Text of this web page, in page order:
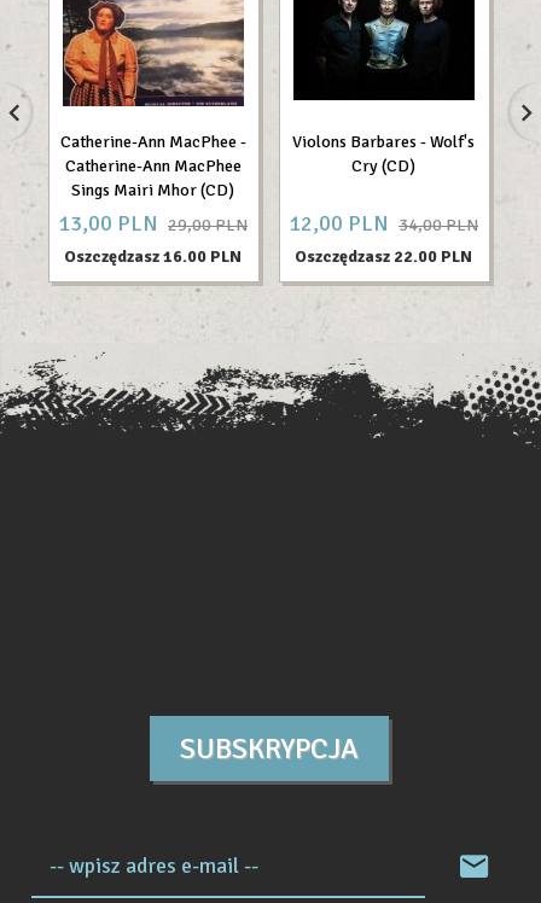
Catherine-Ann MacPhee -
Catherine-Ann MacPhee
Sings Mairi Mhor (CD)
13,00 PLN 29,00 PLN
Oszczędzasz 16.00 PLN
Violons Barbares - Wolf's
Cry (CD)
12,00 PLN 34,00 PLN
Oszczędzasz 22.00 PLN
SUBSKRYPCJA
-- wpisz adres e-mail --